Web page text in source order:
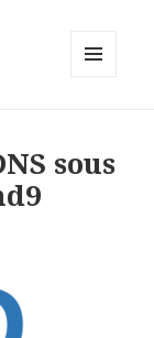
sous